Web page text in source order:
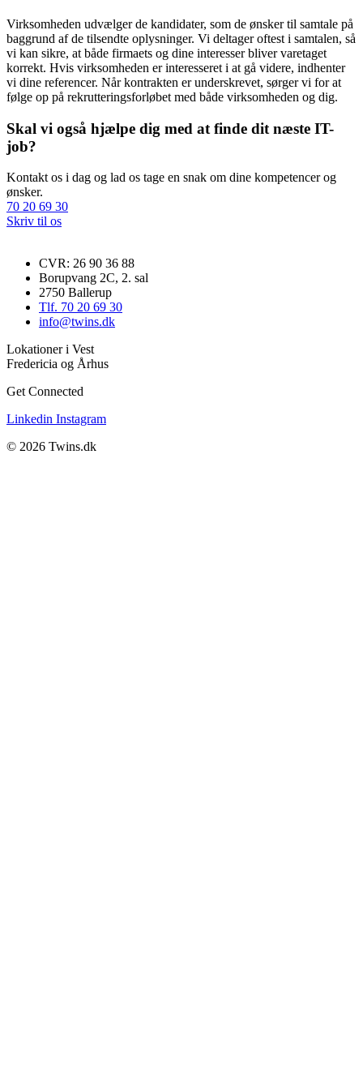
Virksomheden udvælger de kandidater, som de ønsker til samtale på
baggrund af de tilsendte oplysninger. Vi deltager oftest i samtalen, så
vi kan sikre, at både firmaets og dine interesser bliver varetaget
korrekt. Hvis virksomheden er interesseret i at gå videre, indhenter
vi dine referencer. Når kontrakten er underskrevet, sørger vi for at
følge op på rekrutteringsforløbet med både virksomheden og dig.
Skal vi også hjælpe dig med at finde dit næste IT-
job?
Kontakt os i dag og lad os tage en snak om dine kompetencer og
ønsker.
70 20 69 30
Skriv til os
CVR: 26 90 36 88
Borupvang 2C, 2. sal
2750 Ballerup
Tlf. 70 20 69 30
info@twins.dk
Lokationer i Vest
Fredericia og Århus
Get Connected
Linkedin Instagram
© 2026 Twins.dk